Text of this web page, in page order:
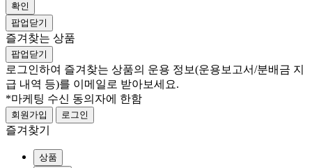
확인
팝업닫기
즐겨찾는 상품
팝업닫기
로그인하여 즐겨찾는 상품의 운용 정보(운용보고서/분배금 지
급 내역 등)를 이메일로 받아보세요.
*마케팅 수신 동의자에 한함
회원가입 로그인
즐겨찾기
상품